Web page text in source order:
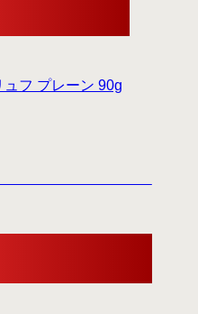
フ プレーン 90g